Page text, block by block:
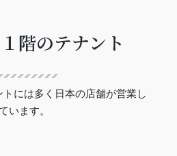
階のテナント
には多く日本の店舗が営業し
います。